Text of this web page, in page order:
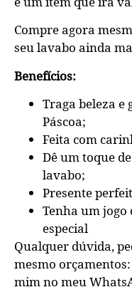
Compre agora
seu lavabo ainda
Benefícios:
Traga beleza e
Páscoa;
Feita com
Dê um toque
lavabo;
Presente
Tenha um jogo
especial
Qualquer dúvida,
mesmo
mim no meu